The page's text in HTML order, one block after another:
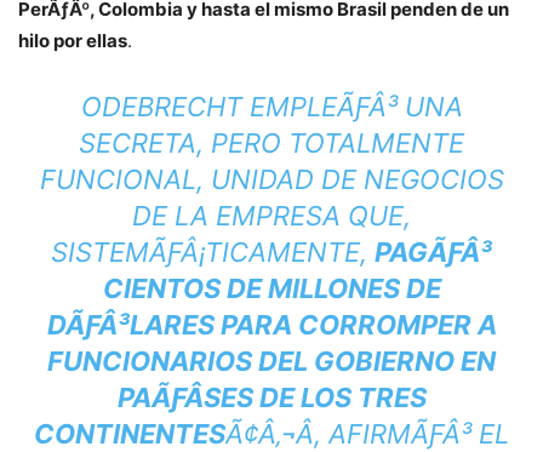
PerÃƒÂº, Colombia y hasta el mismo Brasil penden de un
hilo por ellas.
ODEBRECHT EMPLEÃƑÂ³ UNA
SECRETA, PERO TOTALMENTE
FUNCIONAL, UNIDAD DE NEGOCIOS
DE LA EMPRESA QUE,
SISTEMÃƑÂ¡TICAMENTE, PAGÃƑÂ³
CIENTOS DE MILLONES DE
DÃƑÂ³LARES PARA CORROMPER A
FUNCIONARIOS DEL GOBIERNO EN
PAÃƑÂ­SES DE LOS TRES
CONTINENTESÃ¢Â‚¬Â, AFIRMÃƑÂ³ EL